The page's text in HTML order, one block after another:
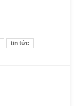
tin tức